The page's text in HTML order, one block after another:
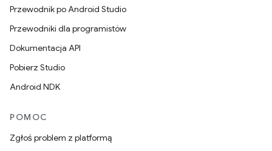
Przewodnik po Android Studio
Przewodniki dla programistów
Dokumentacja API
Pobierz Studio
Android NDK
POMOC
Zgłoś problem z platformą